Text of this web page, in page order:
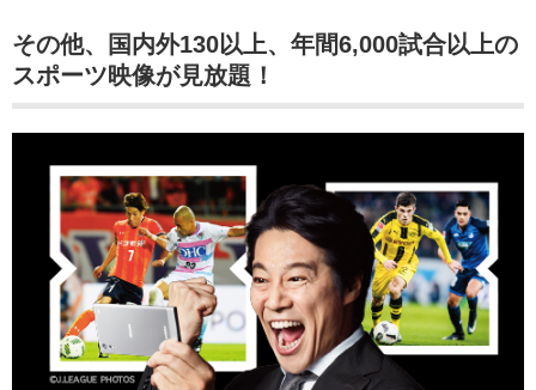
その他、国内外130以上、年間6,000試合以上の
スポーツ映像が見放題！